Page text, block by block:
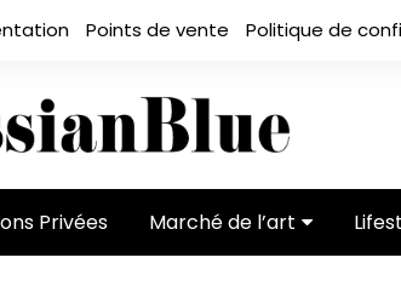
Points de vente Politique de
Privées Marché de l’art